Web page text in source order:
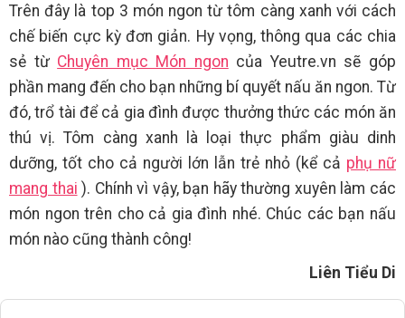
Trên đây là top 3 món ngon từ tôm càng xanh với cách
chế biến cực kỳ đơn giản. Hy vọng, thông qua các chia
sẻ từ Chuyên mục Món ngon của Yeutre.vn sẽ góp
phần mang đến cho bạn những bí quyết nấu ăn ngon. Từ
đó, trổ tài để cả gia đình được thưởng thức các món ăn
thú vị. Tôm càng xanh là loại thực phẩm giàu dinh
dưỡng, tốt cho cả người lớn lẫn trẻ nhỏ (kể cả phụ nữ
mang thai ). Chính vì vậy, bạn hãy thường xuyên làm các
món ngon trên cho cả gia đình nhé. Chúc các bạn nấu
món nào cũng thành công!
Liên Tiểu Di